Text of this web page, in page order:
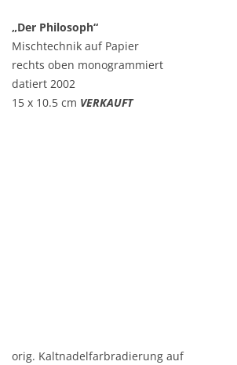
„Der Philosoph“
Mischtechnik auf Papier
rechts oben monogrammiert
datiert 2002
15 x 10.5 cm VERKAUFT
orig. Kaltnadelfarbradierung auf